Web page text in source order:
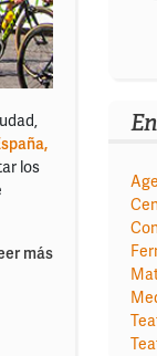
los
más